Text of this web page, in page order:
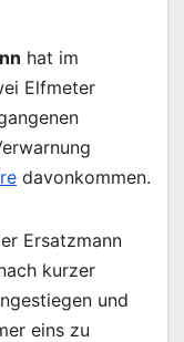
hat im
Elfmeter
davonkommen.
Ersatzmann
kurzer
und
eins zu